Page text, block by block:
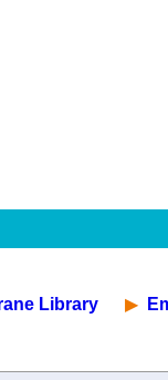
Library